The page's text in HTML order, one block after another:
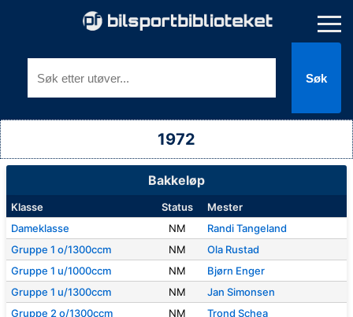
Søk
1972
Bakkeløp
Klasse Status
Mester
Dameklasse
NM
Randi Tangeland
Gruppe 1 o/1300ccm
NM
Ola Rustad
Gruppe 1 u/1000ccm
NM
Bjørn Enger
Gruppe 1 u/1300ccm
NM
Jan Simonsen
Gruppe 2 o/1300ccm
NM
Trond Schea